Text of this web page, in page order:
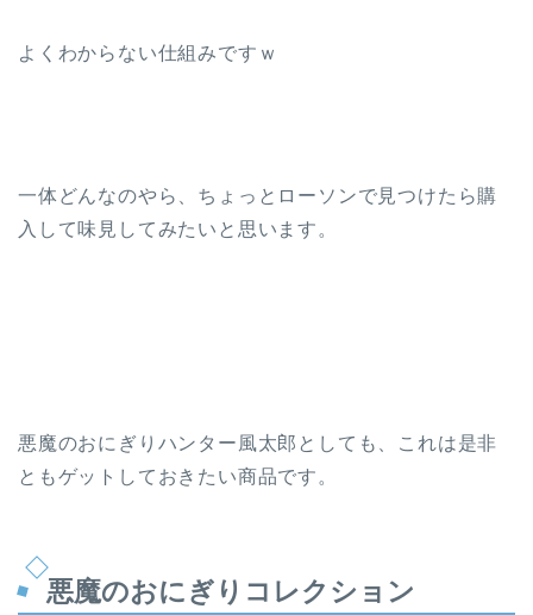
よくわからない仕組みですｗ
一体どんなのやら、ちょっとローソンで見つけたら購
入して味見してみたいと思います。
悪魔のおにぎりハンター風太郎としても、これは是非
ともゲットしておきたい商品です。
悪魔のおにぎりコレクション